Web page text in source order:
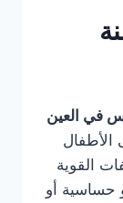
في العين
الأطفال
القوية
حساسية أو